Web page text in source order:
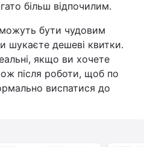
більш відпочилим.
бути чудовим
шукаєте дешеві квитки.
якщо ви хочете
після роботи, щоб по
виспатися до